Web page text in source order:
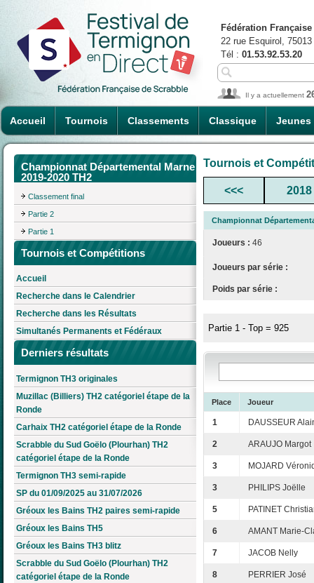
Accueil Tournois Classements Classique Jeunes
Fédération
22 rue Esquirol,
Tél : 01.53.92.53.20
Il y a actuellement
Championnat Départemental Marne
2019-2020 TH2
Classement final
Partie 2
Partie 1
Tournois et Compétitions
Accueil
Recherche dans le Calendrier
Recherche dans les Résultats
Simultanés Permanents et Fédéraux
Derniers résultats
Termignon TH3 originales
Muzillac (Billiers) TH2 catégoriel étape de la
Ronde
Carhaix TH2 catégoriel étape de la Ronde
Scrabble du Sud Goëlo (Plourhan) TH2
catégoriel étape de la Ronde
Termignon TH3 semi-rapide
SP du 01/09/2025 au 31/07/2026
Gréoux les Bains TH2 paires semi-rapide
Gréoux les Bains TH5
Gréoux les Bains TH3 blitz
Scrabble du Sud Goëlo (Plourhan) TH2
catégoriel étape de la Ronde
Tournois et
<<< 2018
Championnat
Joueurs : 46
Joueurs par série :
Poids par série :
Partie 1 - Top = 925
Place Joueur
1 DAUSSEUR
2 ARAUJO Margot
3 MOJARD
3 PHILIPS Joëlle
5 PATINET
6 AMANT Marie-
7 JACOB Nelly
8 PERRIER José